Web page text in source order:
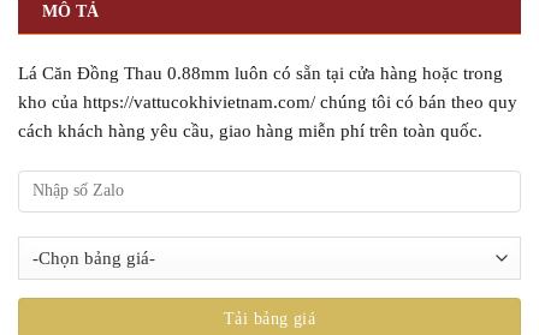
MÔ TẢ
Lá Căn Đồng Thau 0.88mm luôn có sẵn tại cửa hàng hoặc trong
kho của https://vattucokhivietnam.com/ chúng tôi có bán theo quy
cách khách hàng yêu cầu, giao hàng miễn phí trên toàn quốc.